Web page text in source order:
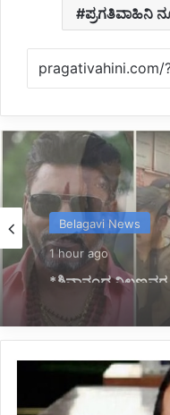
ಪ್ರಗತಿವಾಹಿನಿ
Latest
2 hours ago
*ವಿಚ್ಛೇದನ ಅರ್ಜಿ
ಸಂಗೀತಾ*
ಸಚಿವ